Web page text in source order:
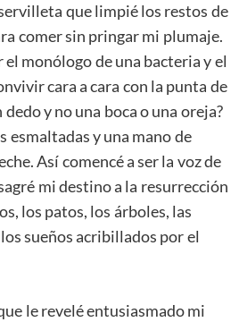
que limpié los restos de
comer sin pringar mi plumaje.
monólogo de una bacteria y el
cara a cara con la punta de
y no una boca o una oreja?
esmaltadas y una mano de
Así comencé a ser la voz de
mi destino a la resurrección
los patos, los árboles, las
sueños acribillados por el
le revelé entusiasmado mi